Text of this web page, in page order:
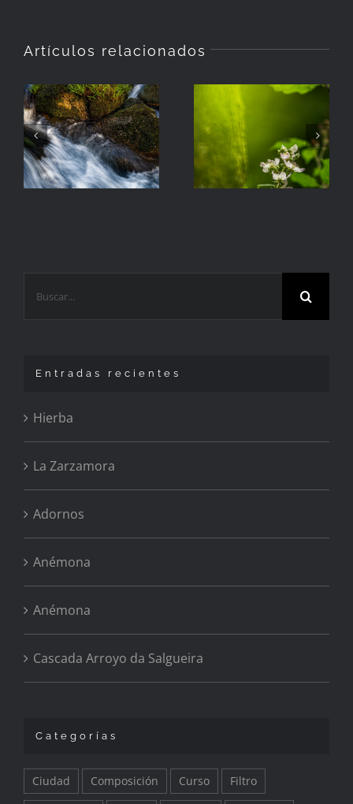
Artículos relacionados
Hierba
Zarzamora
Entradas recientes
Hierba
La Zarzamora
Adornos
Anémona
Anémona
Cascada Arroyo da Salgueira
Categorías
Ciudad Composición Curso Filtro